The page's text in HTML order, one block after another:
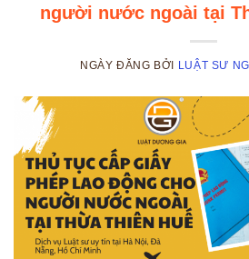
người nước ngoài tại
NGÀY ĐĂNG BỞI LUẬT SƯ